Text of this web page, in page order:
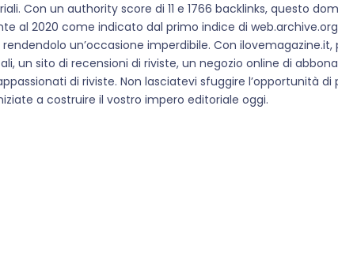
Con un authority score di 11 e 1766 backlinks, questo
al 2020 come indicato dal primo indice di
un’occasione imperdibile. Con
un sito di recensioni di riviste, un negozio online di
di riviste. Non lasciatevi sfuggire l’opportunità di
a costruire il vostro impero editoriale oggi.